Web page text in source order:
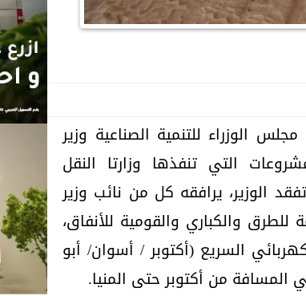
الوزراء للتنمية الصناعية وزير
التي تنفذها وزارتا النقل
الوزير، يرافقه كل من نائب وزير
والكباري والقومية للأنفاق،
السريع (أكتوبر / أسوان/ أبو